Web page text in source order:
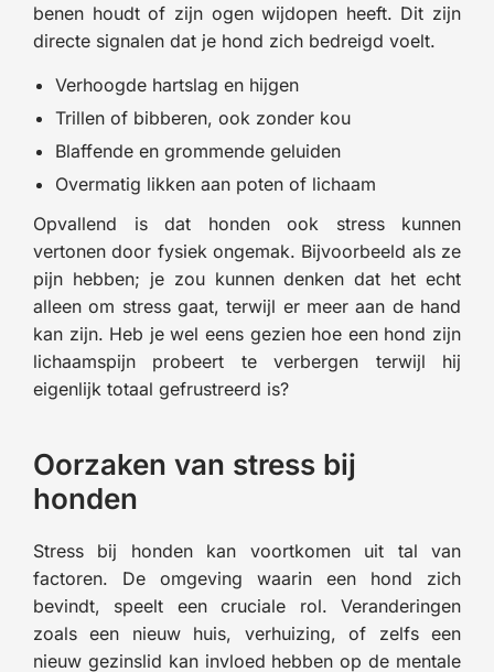
benen houdt of zijn ogen wijdopen heeft. Dit zijn
directe signalen dat je hond zich bedreigd voelt.
Verhoogde hartslag en hijgen
Trillen of bibberen, ook zonder kou
Blaffende en grommende geluiden
Overmatig likken aan poten of lichaam
Opvallend is dat honden ook stress kunnen
vertonen door fysiek ongemak. Bijvoorbeeld als ze
pijn hebben; je zou kunnen denken dat het echt
alleen om stress gaat, terwijl er meer aan de hand
kan zijn. Heb je wel eens gezien hoe een hond zijn
lichaamspijn probeert te verbergen terwijl hij
eigenlijk totaal gefrustreerd is?
Oorzaken van stress bij
honden
Stress bij honden kan voortkomen uit tal van
factoren. De omgeving waarin een hond zich
bevindt, speelt een cruciale rol. Veranderingen
zoals een nieuw huis, verhuizing, of zelfs een
nieuw gezinslid kan invloed hebben op de mentale